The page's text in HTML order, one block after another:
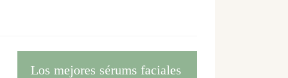
Los mejores sérums faciales